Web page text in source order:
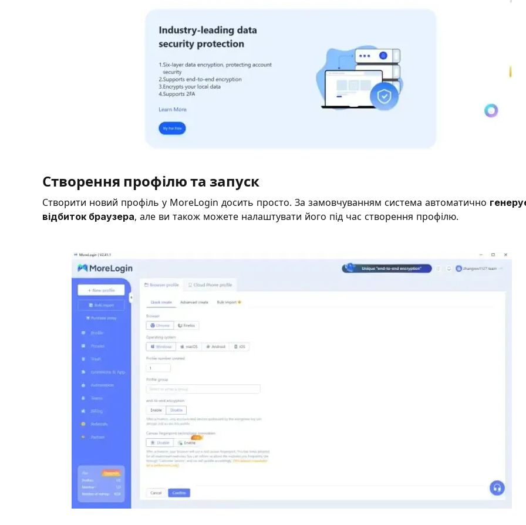
Створення профілю та запуск
Створити новий профіль у MoreLogin досить просто. За замовчуванням система автоматично
відбиток браузера, але ви також можете налаштувати його під час створення профілю.